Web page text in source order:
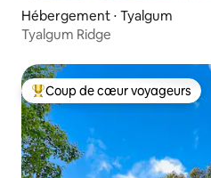
Hébergement ⋅ Tyalgum
Tyalgum Ridge
Coups de cœur voyageurs les
Coup de cœur voyageurs